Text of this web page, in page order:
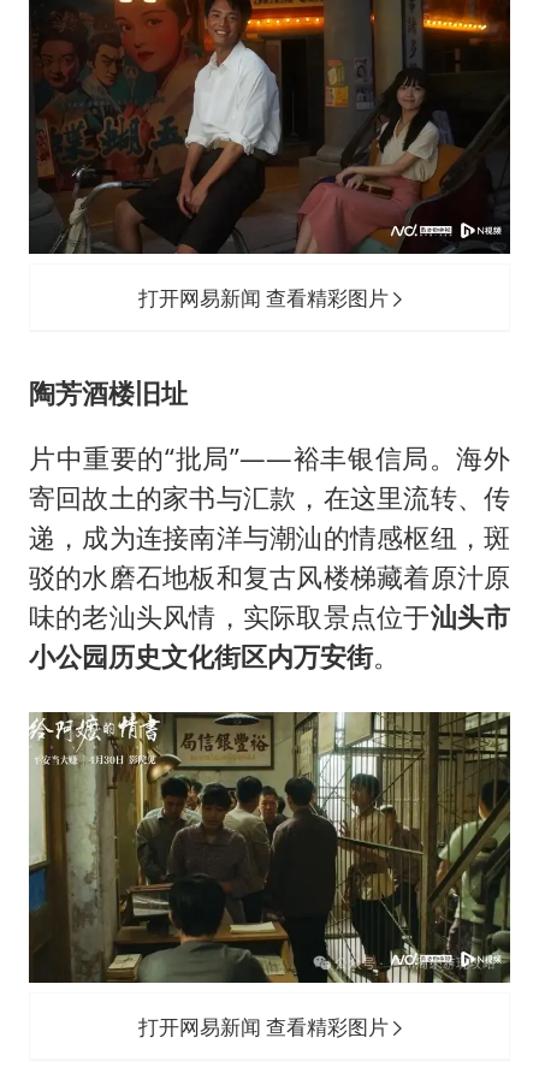
打开网易新闻 查看精彩图片
陶芳酒楼旧址
片中重要的“批局”——裕丰银信局。海外
寄回故土的家书与汇款，在这里流转、传
递，成为连接南洋与潮汕的情感枢纽，斑
驳的水磨石地板和复古风楼梯藏着原汁原
味的老汕头风情，实际取景点位于汕头市
小公园历史文化街区内万安街。
打开网易新闻 查看精彩图片